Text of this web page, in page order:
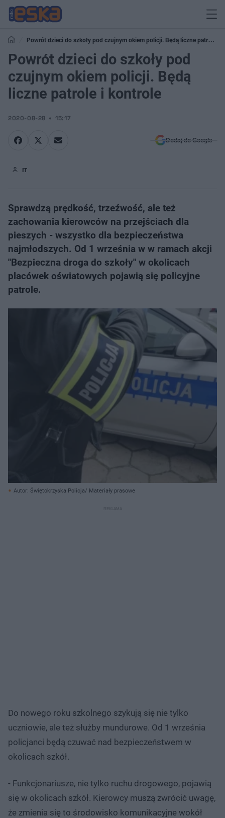
Powrót dzieci do szkoły pod czujnym okiem policji. Będą liczne patrole i
kontrole
Powrót dzieci do szkoły pod
czujnym okiem policji. Będą
liczne patrole i kontrole
2020-08-28 15:17
Dodaj do Google
rr
Sprawdzą prędkość, trzeźwość, ale też
zachowania kierowców na przejściach dla
pieszych - wszystko dla bezpieczeństwa
najmłodszych. Od 1 września w w ramach akcji
"Bezpieczna droga do szkoły" w okolicach
placówek oświatowych pojawią się policyjne
patrole.
Autor: Świętokrzyska Policja/ Materiały prasowe
Do nowego roku szkolnego szykują się nie tylko
uczniowie, ale też służby mundurowe. Od 1 września
policjanci będą czuwać nad bezpieczeństwem w
okolicach szkół.
- Funkcjonariusze, nie tylko ruchu drogowego, pojawią
się w okolicach szkół. Kierowcy muszą zwrócić uwagę,
że zmienia się to środowisko komunikacyjne wokół